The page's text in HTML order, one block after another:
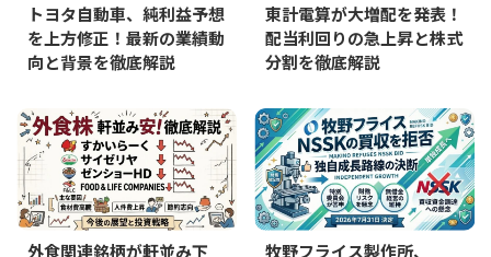
トヨタ自動車、純利益予想
を上方修正！最新の業績動
向と背景を徹底解説
東計電算が大増配を発表！
配当利回りの急上昇と株式
分割を徹底解説
外食関連銘柄が軒並み下
牧野フライス製作所、